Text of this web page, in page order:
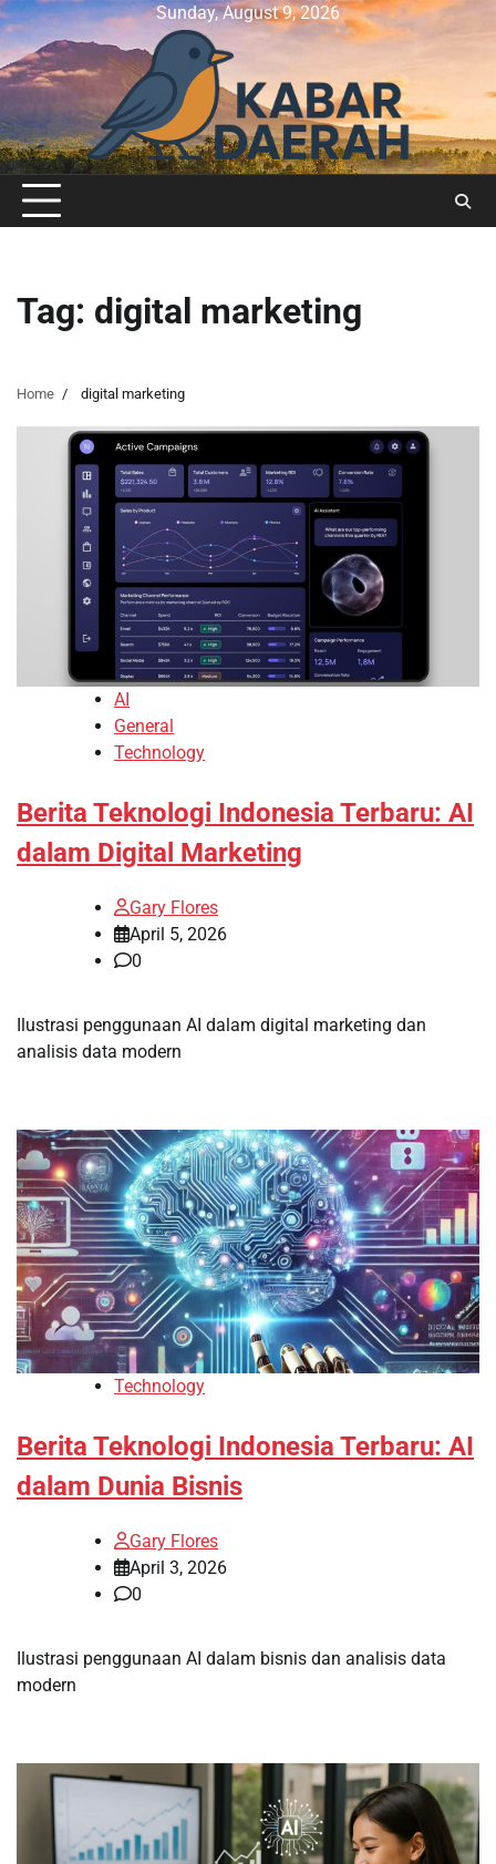
Skip
to
content
Sunday, August 9, 2026
Tag: digital marketing
Home digital marketing
AI
General
Technology
Berita Teknologi Indonesia Terbaru: AI
dalam Digital Marketing
Gary Flores
April 5, 2026
0
Ilustrasi penggunaan AI dalam digital marketing dan
analisis data modern
Technology
Berita Teknologi Indonesia Terbaru: AI
dalam Dunia Bisnis
Gary Flores
April 3, 2026
0
Ilustrasi penggunaan AI dalam bisnis dan analisis data
modern